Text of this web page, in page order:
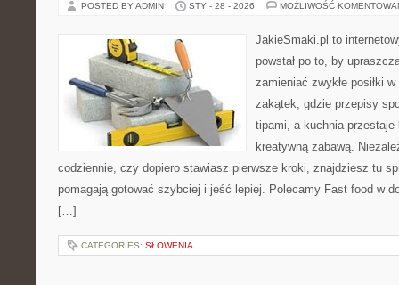
POSTED BY ADMIN STY - 28 - 2026 MOŻLIWOŚĆ
JakieSmaki.pl to
powstał po to, by
zamieniać zwykłe posiłki
zakątek, gdzie przepisy
tipami, a kuchnia
kreatywną zabawą.
codziennie, czy dopiero stawiasz pierwsze kroki, znajdziesz tu
pomagają gotować szybciej i jeść lepiej. Polecamy Fast food w
[…]
CATEGORIES: SŁOWENIA